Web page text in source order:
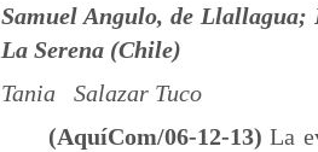
Samuel Angulo, de Llallagua;
La Serena (Chile)
Tania Salazar Tuco
(AquíCom/06-12-13) La